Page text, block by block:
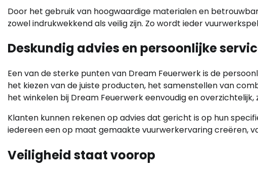
Door het gebruik van hoogwaardige materialen en
zowel indrukwekkend als veilig zijn. Zo wordt ieder
Deskundig advies en persoonlijke
Een van de sterke punten van Dream Feuerwerk is de
het kiezen van de juiste producten, het samenstellen van
het winkelen bij Dream Feuerwerk eenvoudig en
Klanten kunnen rekenen op advies dat gericht is op hun
iedereen een op maat gemaakte vuurwerkervaring creëren,
Veiligheid staat voorop